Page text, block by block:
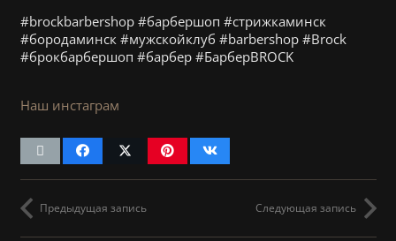
#brockbarbershop #барбершоп #стрижкаминск
#бородаминск #мужскойклуб #barbershop #Brock
#брокбарбершоп #барбер #БарберBROCK
Наш инстаграм
Предыдущая запись Следующая запись